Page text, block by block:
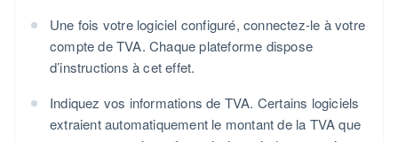
Une fois votre logiciel configuré, connectez-le à votre
compte de TVA. Chaque plateforme dispose
d’instructions à cet effet.
Indiquez vos informations de TVA. Certains logiciels
extraient automatiquement le montant de la TVA que